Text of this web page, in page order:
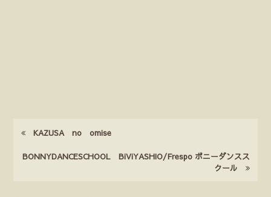
KAZUSA no omise
BONNYDANCESCHOOL BiViYASHIO/Frespo ボニーダンスス
クール